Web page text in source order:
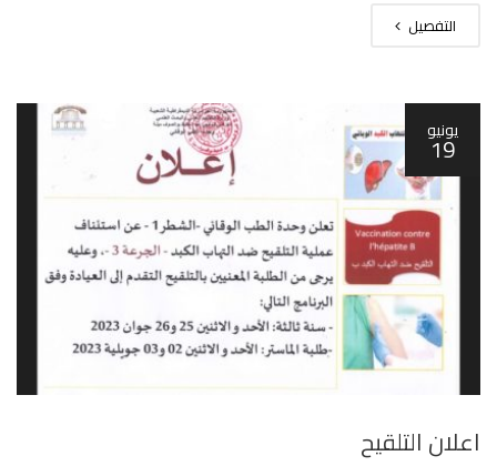
التفصيل
يونيو
19
اعلان التلقيح